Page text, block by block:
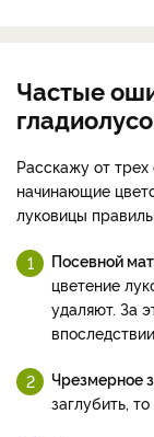
Частые
Расскажу от
начинающие
луковицы
Посевной
цветение
удаляют. За
Чрезмерное
заглубить,